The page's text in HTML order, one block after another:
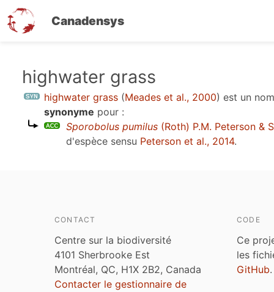
Canadensys
contenu
highwater grass
highwater grass (Meades et al., 2000) est un
synonyme pour :
Sporobolus pumilus (Roth) P.M. Peterson &
d'espèce sensu Peterson et al., 2014.
CONTACT
Centre sur la biodiversité
4101 Sherbrooke Est
Montréal, QC, H1X 2B2, Canada
Contacter le gestionnaire de
CODE
Ce
les
GitHub.